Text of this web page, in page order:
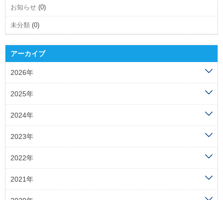
お知らせ (0)
未分類 (0)
アーカイブ
2026年
2025年
2024年
2023年
2022年
2021年